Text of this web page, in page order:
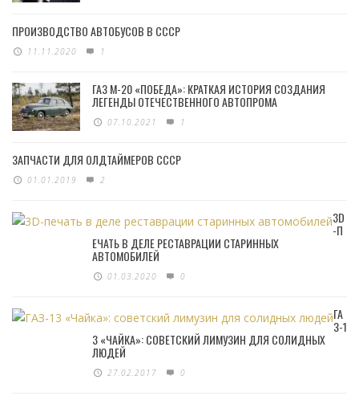
ПРОИЗВОДСТВО АВТОБУСОВ В СССР
11.11.2020 1
ГАЗ М-20 «ПОБЕДА»: КРАТКАЯ ИСТОРИЯ СОЗДАНИЯ
ЛЕГЕНДЫ ОТЕЧЕСТВЕННОГО АВТОПРОМА
07.10.2021 1
ЗАПЧАСТИ ДЛЯ ОЛДТАЙМЕРОВ СССР
01.01.2019 2
3D
-П
ЕЧАТЬ В ДЕЛЕ РЕСТАВРАЦИИ СТАРИННЫХ
АВТОМОБИЛЕЙ
01.03.2020 0
ГА
З-1
3 «ЧАЙКА»: СОВЕТСКИЙ ЛИМУЗИН ДЛЯ СОЛИДНЫХ
ЛЮДЕЙ
27.02.2017 0